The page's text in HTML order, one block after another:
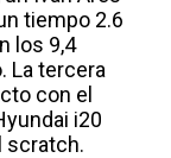
tiempo 2.6
los 9,4
La tercera
con el
i20
scratch.